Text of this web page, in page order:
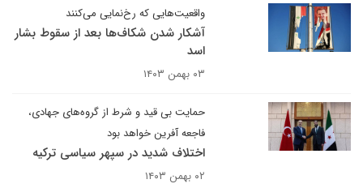
واقعیت‌هایی که رخ‌نمایی می‌کنند
آشکار شدن شکاف‌ها بعد از سقوط بشار
اسد
۰۳ بهمن ۱۴۰۳
حمایت بی قید و شرط از گروه‌های جهادی،
فاجعه آفرین خواهد بود
اختلاف شدید در سپهر سیاسی ترکیه
۰۲ بهمن ۱۴۰۳